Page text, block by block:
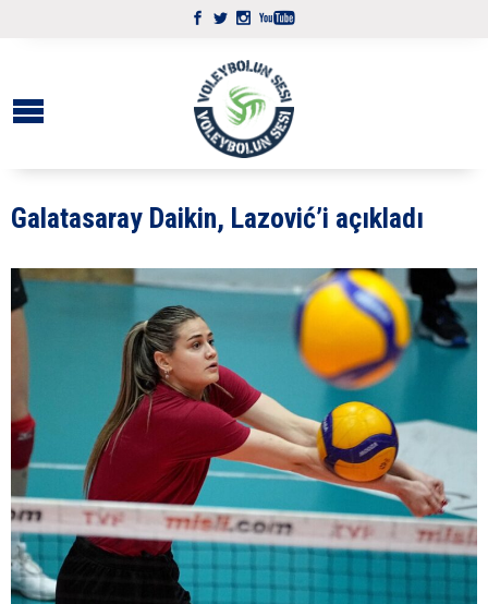
Galatasaray Daikin, Lazović’i açıkladı